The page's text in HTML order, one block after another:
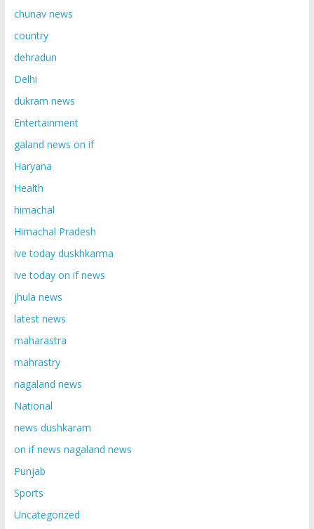
chunav news
country
dehradun
Delhi
dukram news
Entertainment
galand news on if
Haryana
Health
himachal
Himachal Pradesh
ive today duskhkarma
ive today on if news
jhula news
latest news
maharastra
mahrastry
nagaland news
National
news dushkaram
on if news nagaland news
Punjab
Sports
Uncategorized